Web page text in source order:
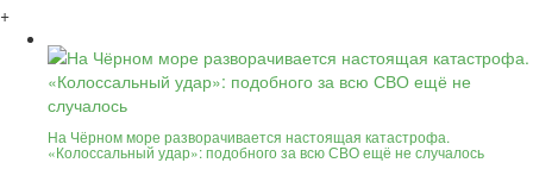
+
На Чёрном море разворачивается настоящая катастрофа.
«Колоссальный удар»: подобного за всю СВО ещё не случалось